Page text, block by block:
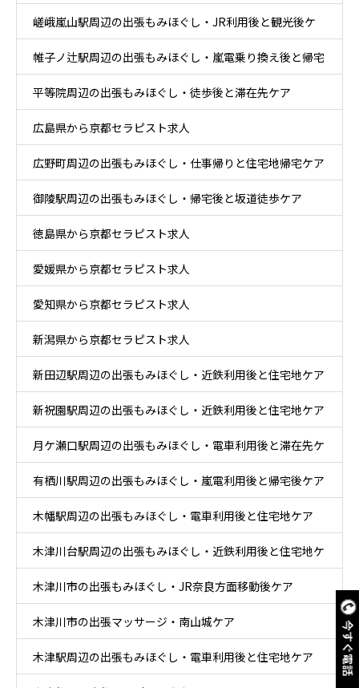
今すぐ電話
ア
嵯峨嵐山駅周辺の出張もみほぐし・JR利用後と観光後ケ
ア
帷子ノ辻駅周辺の出張もみほぐし・嵐電乗り換え後と帰宅
後ケア
平等院周辺の出張もみほぐし・徒歩後と滞在先ケア
広島県から京都セラピスト求人
広野町周辺の出張もみほぐし・仕事帰りと住宅地帰宅ケア
御陵駅周辺の出張もみほぐし・帰宅後と坂道徒歩ケア
徳島県から京都セラピスト求人
愛媛県から京都セラピスト求人
愛知県から京都セラピスト求人
新潟県から京都セラピスト求人
新田辺駅周辺の出張もみほぐし・近鉄利用後と住宅地ケア
新祝園駅周辺の出張もみほぐし・近鉄利用後と住宅地ケア
月ケ瀬口駅周辺の出張もみほぐし・電車利用後と滞在先ケ
ア
有栖川駅周辺の出張もみほぐし・嵐電利用後と帰宅後ケア
木幡駅周辺の出張もみほぐし・電車利用後と住宅地ケア
木津川台駅周辺の出張もみほぐし・近鉄利用後と住宅地ケ
ア
木津川市の出張もみほぐし・JR奈良方面移動後ケア
木津川市の出張マッサージ・南山城ケア
木津駅周辺の出張もみほぐし・電車利用後と住宅地ケア